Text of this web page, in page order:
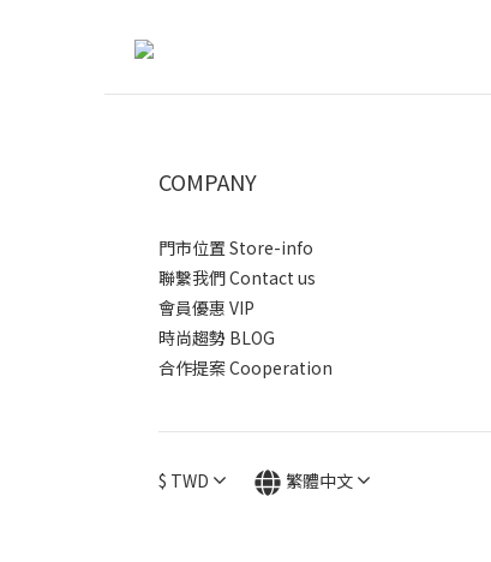
COMPANY
門市位置 Store-info
聯繫我們 Contact us
會員優惠 VIP
時尚趨勢 BLOG
合作提案 Cooperation
$ TWD 繁體中文